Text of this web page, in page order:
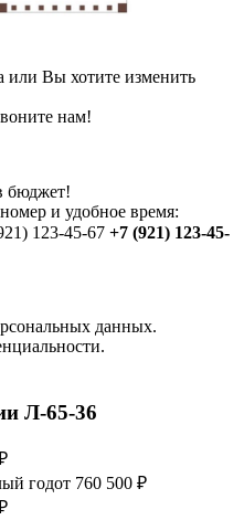
или Вы хотите изменить
нам!
бюджет!
и удобное время:
123-45-67 +7 (921) 123-45-
данных.
Л-65-36
годот 760 500 ₽